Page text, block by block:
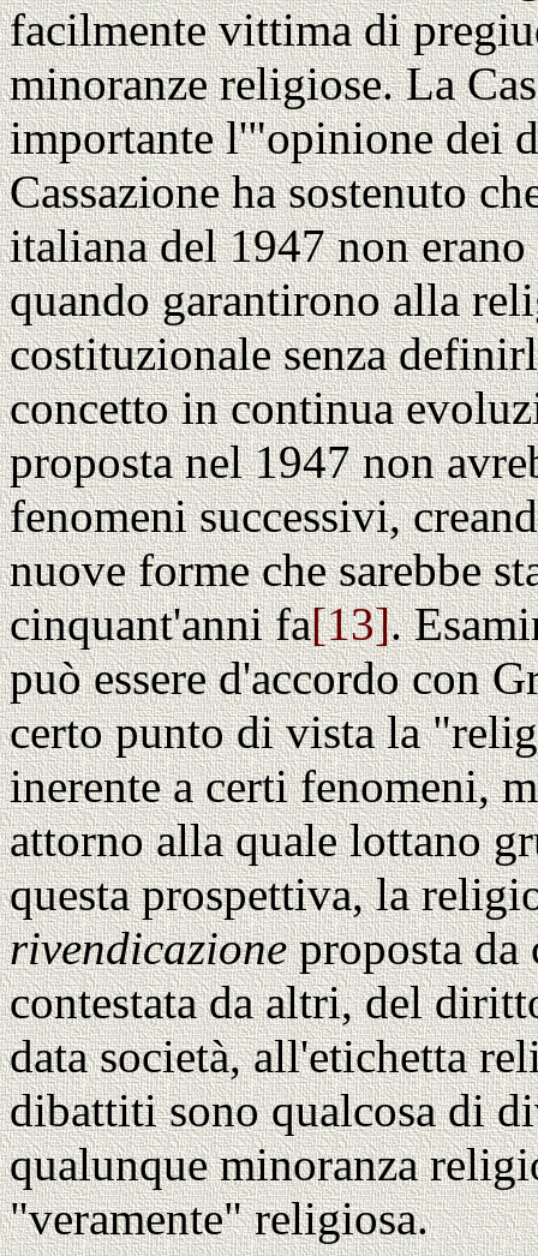
facilmente vittima di
minoranze religiose. La
importante l'"opinione dei
Cassazione ha sostenuto
italiana del 1947 non
quando garantirono alla
costituzionale senza
concetto in continua
proposta nel 1947 non
fenomeni successivi,
nuove forme che sarebbe
cinquant'anni fa[13].
può essere d'accordo con
certo punto di vista la
inerente a certi fenomeni,
attorno alla quale lottano
questa prospettiva, la
rivendicazioneproposta da
contestata da altri, del
data società, all'etichetta
dibattiti sono qualcosa di
qualunque minoranza
"veramente" religiosa.